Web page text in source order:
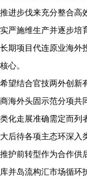
推进步伐来充分整合高
实严施维生产并逐步培
长期项目代连原业海外
核心。
希望结合官技两外创新
商海外头固示范分项共
类化走展准确需定而列
大后待各项主态环深入
推护前转型作为合作供
库并岛流构汇市场循环